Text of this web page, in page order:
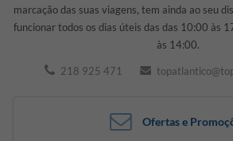
marcação das suas viagens, tem ainda ao seu
funcionar todos os dias úteis das das 10:00 às
às 14:00.
218 925 471
Ofertas e